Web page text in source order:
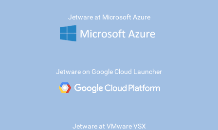
Jetware at Microsoft Azure
Jetware on Google Cloud Launcher
Jetware at VMware VSX